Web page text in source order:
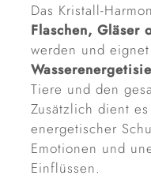
Das Kristall-
Flaschen, Gläser
werden und
Tiere und den
Zusätzlich dient
energetischer
Emotionen und
Einflüssen.